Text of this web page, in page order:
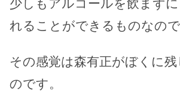
少しもアルコールを飲まず
れることができるものなので
その感覚は森有正がぼくに
のです。